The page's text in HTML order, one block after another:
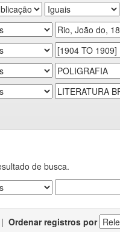
de busca.
| Ordenar registros por